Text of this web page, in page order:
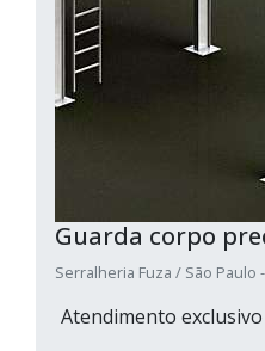
Guarda corpo
Serralheria Fuza / São Paulo
Atendimento